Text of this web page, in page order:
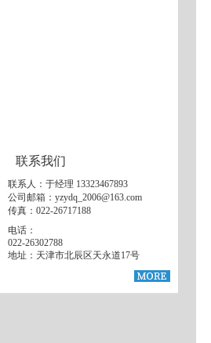
联系我们
联系人：于经理 13323467893
公司邮箱：yzydq_2006@163.com
传真：022-26717188
电话：
022-26302788
地址：天津市北辰区天永道17号